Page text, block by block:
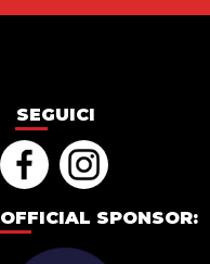
SEGUICI
OFFICIAL SPONSOR: